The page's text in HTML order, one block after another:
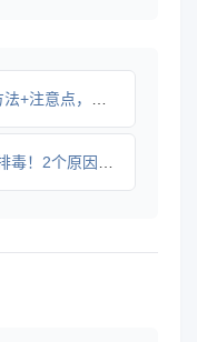
解尿频尿急更安心
2个原因要分清